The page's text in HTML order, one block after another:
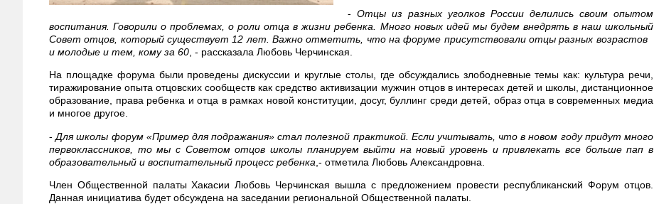
- Отцы из разных уголков России делились своим опытом
воспитания. Говорили о проблемах, о роли отца в жизни ребенка. Много новых идей мы будем внедрять в наш школьный
Совет отцов, который существует 12 лет. Важно отметить, что на форуме присутствовали отцы разных возрастов
и молодые и тем, кому за 60 , - рассказала Любовь Черчинская.
На площадке форума были проведены дискуссии и круглые столы, где обсуждались злободневные темы как: культура речи,
тиражирование опыта отцовских сообществ как средство активизации мужчин отцов в интересах детей и школы, дистанционное
образование, права ребенка и отца в рамках новой конституции, досуг, буллинг среди детей, образ отца в современных медиа
и многое другое.
-Для школы форум «Пример для подражания» стал полезной практикой. Если учитывать, что в новом году придут много
первоклассников, то мы с Советом отцов школы планируем выйти на новый уровень и привлекать все больше пап в
образовательный и воспитательный процесс ребенка ,- отметила Любовь Александровна.
Член Общественной палаты Хакасии Любовь Черчинская вышла с предложением провести республиканский Форум отцов.
Данная инициатива будет обсуждена на заседании региональной Общественной палаты.